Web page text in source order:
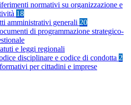
normativi su organizzazione e
18
amministrativi generali 20
di programmazione strategico-
e leggi regionali
disciplinare e codice di condotta 2
per cittadini e imprese